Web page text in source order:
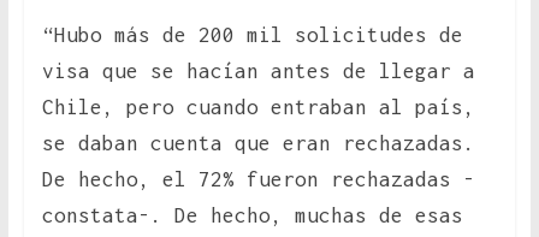
“Hubo más de 200 mil solicitudes de
visa que se hacían antes de llegar a
Chile, pero cuando entraban al país,
se daban cuenta que eran rechazadas.
De hecho, el 72% fueron rechazadas -
constata-. De hecho, muchas de esas